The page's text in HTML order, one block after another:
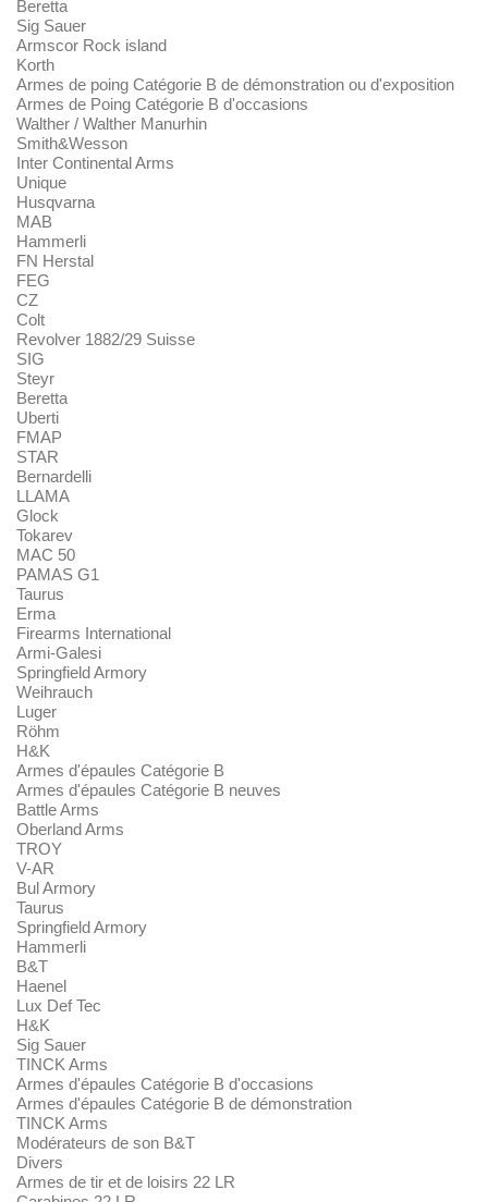
Beretta
Sig Sauer
Armscor Rock island
Korth
Armes de poing Catégorie B de démonstration ou d'exposition
Armes de Poing Catégorie B d'occasions
Walther / Walther Manurhin
Smith&Wesson
Inter Continental Arms
Unique
Husqvarna
MAB
Hammerli
FN Herstal
FEG
CZ
Colt
Revolver 1882/29 Suisse
SIG
Steyr
Beretta
Uberti
FMAP
STAR
Bernardelli
LLAMA
Glock
Tokarev
MAC 50
PAMAS G1
Taurus
Erma
Firearms International
Armi-Galesi
Springfield Armory
Weihrauch
Luger
Röhm
H&K
Armes d'épaules Catégorie B
Armes d'épaules Catégorie B neuves
Battle Arms
Oberland Arms
TROY
V-AR
Bul Armory
Taurus
Springfield Armory
Hammerli
B&T
Haenel
Lux Def Tec
H&K
Sig Sauer
TINCK Arms
Armes d'épaules Catégorie B d'occasions
Armes d'épaules Catégorie B de démonstration
TINCK Arms
Modérateurs de son B&T
Divers
Armes de tir et de loisirs 22 LR